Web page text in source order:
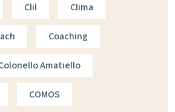
Clil Clima
Coaching
Amatiello
COMOS